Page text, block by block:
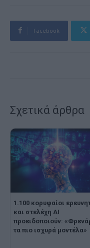
Facebook
Σχετικά άρθρα
1.100 κορυφαίοι
και στελέχη AI
προειδοποιούν:
τα πιο ισχυρά μοντέλα»